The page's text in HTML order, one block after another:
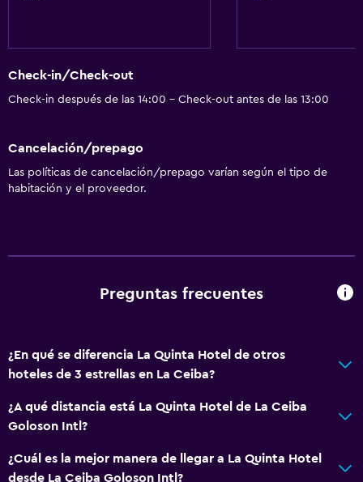
Check-in/Check-out
Check-in después de las 14:00 - Check-out antes de las 13:00
Cancelación/prepago
Las políticas de cancelación/prepago varían según el tipo de
habitación y el proveedor.
Preguntas frecuentes
¿En qué se diferencia La Quinta Hotel de otros
hoteles de 3 estrellas en La Ceiba?
¿A qué distancia está La Quinta Hotel de La Ceiba
Goloson Intl?
¿Cuál es la mejor manera de llegar a La Quinta Hotel
desde La Ceiba Goloson Intl?